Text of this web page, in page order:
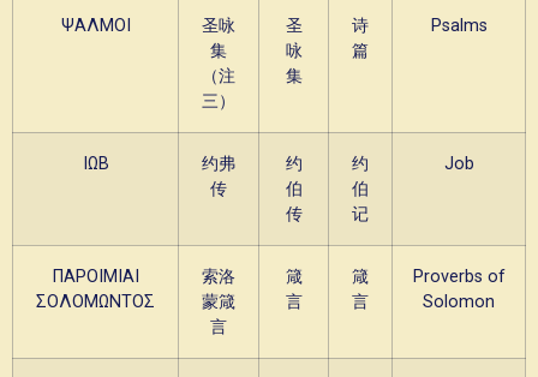
ΨΑΛΜΟΙ
圣咏
集
（注
三）
圣
咏
集
诗
篇
Psalms
ΙΩΒ
约弗
传
约
伯
传
约
伯
记
Job
ΠΑΡΟΙΜΙΑΙ
ΣΟΛΟΜΩΝΤΟΣ
索洛
蒙箴
言
箴
言
箴
言
Proverbs of
Solomon